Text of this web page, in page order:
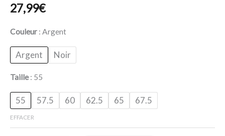
27,99€
Couleur Argent
Argent Noir
Taille 55
55 57.5 60 62.5 65 67.5
EFFACER